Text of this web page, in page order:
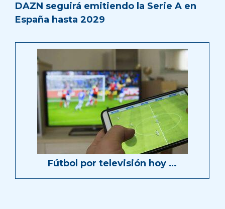
DAZN seguirá emitiendo la Serie A en
España hasta 2029
Fútbol por televisión hoy …